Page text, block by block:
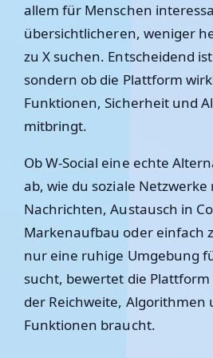
allem für Menschen
übersichtlicheren, weniger
zu X suchen. Entscheidend
sondern ob die Plattform
Funktionen, Sicherheit und
mitbringt.
Ob W-Social eine echte
ab, wie du soziale
Nachrichten, Austausch in
Markenaufbau oder einfach
nur eine ruhige Umgebung
sucht, bewertet die
der Reichweite, Algorithmen
Funktionen braucht.